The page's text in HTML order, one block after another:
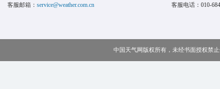
客服邮箱： service@weather.com.cn 客服电话： 010-
中国天气网版权所有，未经书面授权